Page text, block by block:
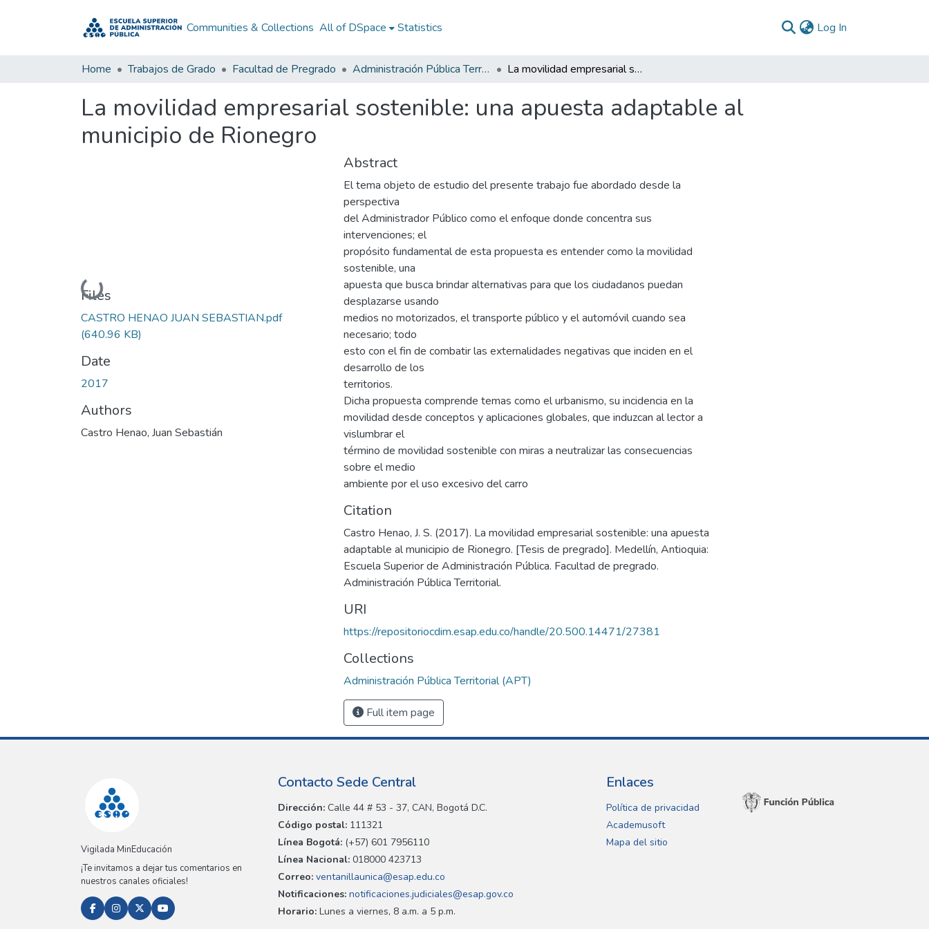
Communities & Collections All of DSpace Statistics Log In
Home Trabajos de Grado Facultad de Pregrado Administración Pública Territorial (APT) La movilidad empresarial sostenible: una apuesta adaptable al municipio de Rionegro
La movilidad empresarial sostenible: una apuesta adaptable al
municipio de Rionegro
Loading...
Files
CASTRO HENAO JUAN SEBASTIAN.pdf
(640.96 KB)
Date
2017
Authors
Castro Henao, Juan Sebastián
Abstract
El tema objeto de estudio del presente trabajo fue abordado desde la
perspectiva
del Administrador Público como el enfoque donde concentra sus
intervenciones; el
propósito fundamental de esta propuesta es entender como la movilidad
sostenible, una
apuesta que busca brindar alternativas para que los ciudadanos puedan
desplazarse usando
medios no motorizados, el transporte público y el automóvil cuando sea
necesario; todo
esto con el fin de combatir las externalidades negativas que inciden en el
desarrollo de los
territorios.
Dicha propuesta comprende temas como el urbanismo, su incidencia en la
movilidad desde conceptos y aplicaciones globales, que induzcan al lector a
vislumbrar el
término de movilidad sostenible con miras a neutralizar las consecuencias
sobre el medio
ambiente por el uso excesivo del carro
Citation
Castro Henao, J. S. (2017). La movilidad empresarial sostenible: una apuesta
adaptable al municipio de Rionegro. [Tesis de pregrado]. Medellín, Antioquia:
Escuela Superior de Administración Pública. Facultad de pregrado.
Administración Pública Territorial.
URI
https://repositoriocdim.esap.edu.co/handle/20.500.14471/27381
Collections
Administración Pública Territorial (APT)
Full item page
Vigilada MinEducación
¡Te invitamos a dejar tus comentarios en
nuestros canales oficiales!
Contacto Sede Central
Dirección: Calle 44 # 53 - 37, CAN, Bogotá D.C.
Código postal: 111321
Línea Bogotá: (+57) 601 7956110
Línea Nacional: 018000 423713
Correo: ventanillaunica@esap.edu.co
Notificaciones: notificaciones.judiciales@esap.gov.co
Horario: Lunes a viernes, 8 a.m. a 5 p.m.
Enlaces
Política de privacidad
Academusoft
Mapa del sitio